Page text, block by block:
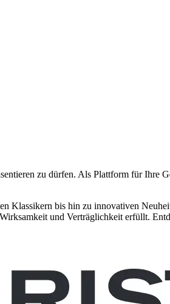
zu dürfen. Als Plattform für Ihre
Klassikern bis hin zu innovativen
und Verträglichkeit erfüllt.